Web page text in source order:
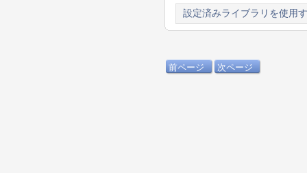
設定済みライブラリを使用
前ページ 次ページ